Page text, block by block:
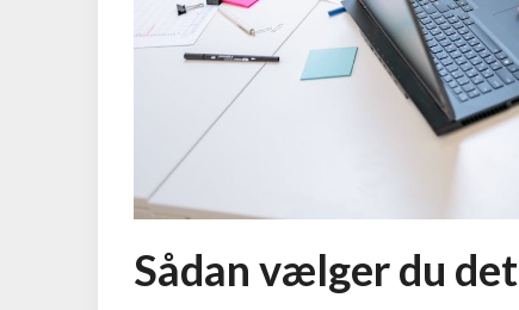
Sådan vælger du